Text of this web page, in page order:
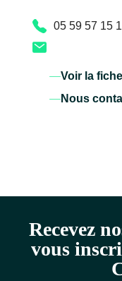
05 59 57 15
Voir la fiche
Nous
Recevez
vous